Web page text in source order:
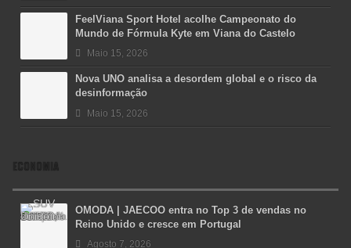
FeelViana Sport Hotel acolhe Campeonato do
Mundo de Fórmula Kyte em Viana do Castelo
Maio 15, 2026
Nova UNO analisa a desordem global e o risco da
desinformação
Maio 15, 2026
ECONOMIA
OMODA | JAECOO entra no Top 3 de vendas no
Reino Unido e cresce em Portugal
Agosto 7, 2026